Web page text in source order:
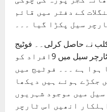
کے دفتر میں قائم
سیل پکڑا گیا ۔۔۔
نے حاصل کرلی۔۔ فوٹیج
میں دیکھا جاسکتا ہے اس نجی ٹارچر سیل میں 9افراد کو
ہوا ہے ۔۔۔ فوٹیج میں
جکڑے ہوئے ہیں دیکھا
میں موجود شہریوں
انھیں اس ٹارچر